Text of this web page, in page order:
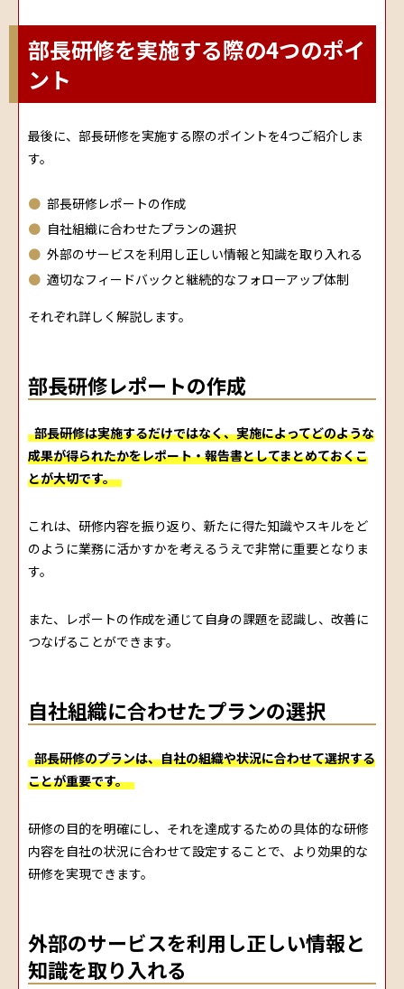
部長研修を実施する際の4つのポイ
ント
最後に、部長研修を実施する際のポイントを4つご紹介しま
す。
部長研修レポートの作成
自社組織に合わせたプランの選択
外部のサービスを利用し正しい情報と知識を取り入れる
適切なフィードバックと継続的なフォローアップ体制
それぞれ詳しく解説します。
部長研修レポートの作成
部長研修は実施するだけではなく、実施によってどのような
成果が得られたかをレポート・報告書としてまとめておくこ
とが大切です。
これは、研修内容を振り返り、新たに得た知識やスキルをど
のように業務に活かすかを考えるうえで非常に重要となりま
す。
また、レポートの作成を通じて自身の課題を認識し、改善に
つなげることができます。
自社組織に合わせたプランの選択
部長研修のプランは、自社の組織や状況に合わせて選択する
ことが重要です。
研修の目的を明確にし、それを達成するための具体的な研修
内容を自社の状況に合わせて設定することで、より効果的な
研修を実現できます。
外部のサービスを利用し正しい情報と
知識を取り入れる